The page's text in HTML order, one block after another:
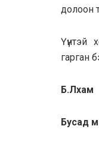
долоон
Үүнтэй
гарган
Б.Лхам
Бусад